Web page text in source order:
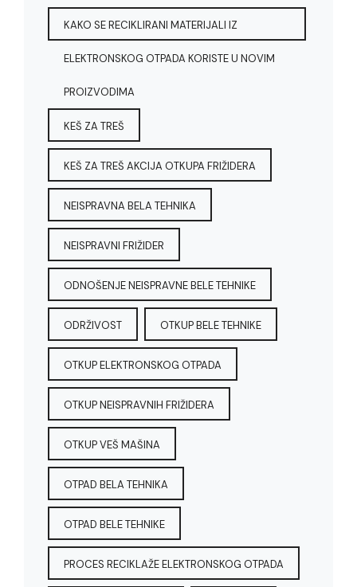
KAKO SE RECIKLIRANI MATERIJALI IZ
ELEKTRONSKOG OTPADA KORISTE U NOVIM
PROIZVODIMA
KEŠ ZA TREŠ
KEŠ ZA TREŠ AKCIJA OTKUPA FRIŽIDERA
NEISPRAVNA BELA TEHNIKA
NEISPRAVNI FRIŽIDER
ODNOŠENJE NEISPRAVNE BELE TEHNIKE
ODRŽIVOST OTKUP BELE TEHNIKE
OTKUP ELEKTRONSKOG OTPADA
OTKUP NEISPRAVNIH FRIŽIDERA
OTKUP VEŠ MAŠINA
OTPAD BELA TEHNIKA
OTPAD BELE TEHNIKE
PROCES RECIKLAŽE ELEKTRONSKOG OTPADA